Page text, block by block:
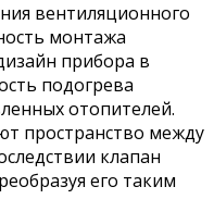
вентиляционного
монтажа
прибора в
подогрева
отопителей.
пространство между
клапан
его таким